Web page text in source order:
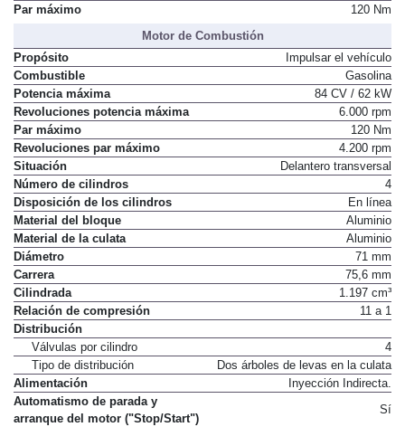
Par máximo
120 Nm
Motor de Combustión
Propósito
Impulsar el vehículo
Combustible
Gasolina
Potencia máxima
84 CV / 62 kW
Revoluciones potencia máxima
6.000 rpm
Par máximo
120 Nm
Revoluciones par máximo
4.200 rpm
Situación
Delantero transversal
Número de cilindros
4
Disposición de los cilindros
En línea
Material del bloque
Aluminio
Material de la culata
Aluminio
Diámetro
71 mm
Carrera
75,6 mm
Cilindrada
1.197 cm³
Relación de compresión
11 a 1
Distribución
Válvulas por cilindro
4
Tipo de distribución
Dos árboles de levas en la culata
Alimentación
Inyección Indirecta.
Automatismo de parada y
arranque del motor ("Stop/Start")
Sí